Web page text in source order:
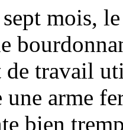
mois,
de travail
une arme
bien